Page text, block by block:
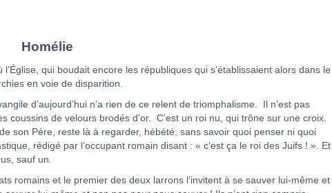
Homélie
qui boudait encore les républiques qui s’établissaient alors dans le
en voie de disparition.
d’aujourd’hui n’a rien de ce relent de triomphalisme. Il n’est pas
coussins de velours brodés d’or. C’est un roi nu, qui trône sur une croix.
son Père, reste là à regarder, hébété, sans savoir quoi penser ni quoi
rédigé par l’occupant romain disant : « c’est ça le roi des Juifs ! ». Et
sauf un.
et le premier des deux larrons l’invitent à se sauver lui-même et